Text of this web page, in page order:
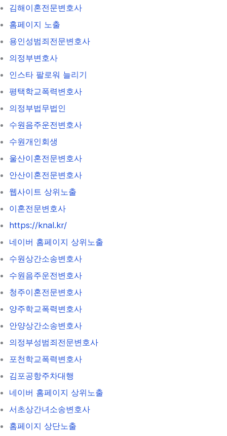
김해이혼전문변호사
홈페이지 노출
용인성범죄전문변호사
의정부변호사
인스타 팔로워 늘리기
평택학교폭력변호사
의정부법무법인
수원음주운전변호사
수원개인회생
울산이혼전문변호사
안산이혼전문변호사
웹사이트 상위노출
이혼전문변호사
https://knal.kr/
네이버 홈페이지 상위노출
수원상간소송변호사
수원음주운전변호사
청주이혼전문변호사
양주학교폭력변호사
안양상간소송변호사
의정부성범죄전문변호사
포천학교폭력변호사
김포공항주차대행
네이버 홈페이지 상위노출
서초상간녀소송변호사
홈페이지 상단노출